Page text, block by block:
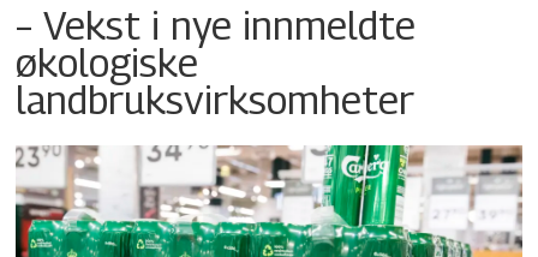
– Vekst i nye innmeldte
økologiske
landbruksvirksomheter